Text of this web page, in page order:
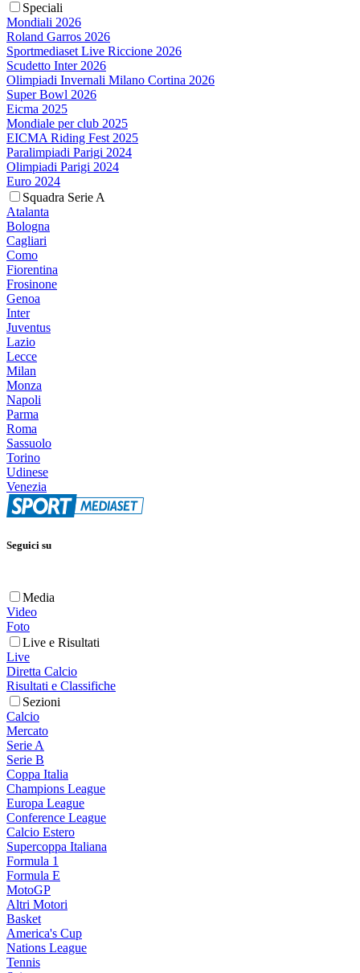
Speciali
Mondiali 2026
Roland Garros 2026
Sportmediaset Live Riccione 2026
Scudetto Inter 2026
Olimpiadi Invernali Milano Cortina 2026
Super Bowl 2026
Eicma 2025
Mondiale per club 2025
EICMA Riding Fest 2025
Paralimpiadi Parigi 2024
Olimpiadi Parigi 2024
Euro 2024
Squadra Serie A
Atalanta
Bologna
Cagliari
Como
Fiorentina
Frosinone
Genoa
Inter
Juventus
Lazio
Lecce
Milan
Monza
Napoli
Parma
Roma
Sassuolo
Torino
Udinese
Venezia
Seguici su
Media
Video
Foto
Live e Risultati
Live
Diretta Calcio
Risultati e Classifiche
Sezioni
Calcio
Mercato
Serie A
Serie B
Coppa Italia
Champions League
Europa League
Conference League
Calcio Estero
Supercoppa Italiana
Formula 1
Formula E
MotoGP
Altri Motori
Basket
America's Cup
Nations League
Tennis